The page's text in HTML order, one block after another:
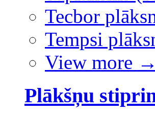
Tecbor
Tempsi
View more →
Plākšņu